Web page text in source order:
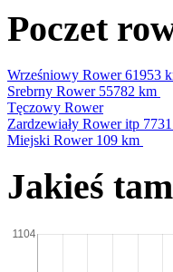
Poczet
Wrześniowy Rower61953
Srebrny Rower 55782 km
Tęczowy Rower
Zardzewiały Rower itp
Miejski Rower 109 km
Jakieś